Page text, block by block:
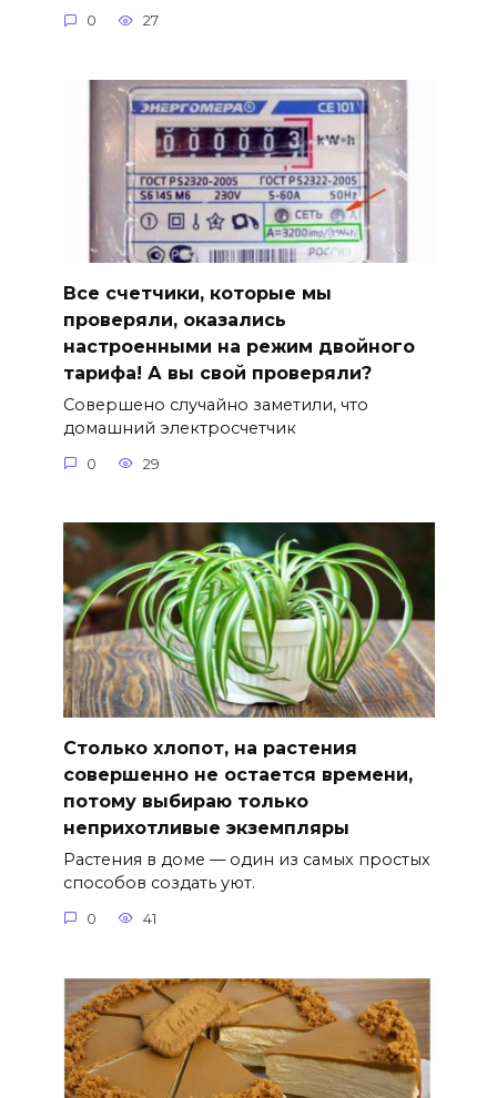
0 27
Все счетчики, которые мы
проверяли, оказались
настроенными на режим двойного
тарифа! А вы свой проверяли?
Совершено случайно заметили, что
домашний электросчетчик
0 29
Столько хлопот, на растения
совершенно не остается времени,
потому выбираю только
неприхотливые экземпляры
Растения в доме — один из самых простых
способов создать уют.
0 41